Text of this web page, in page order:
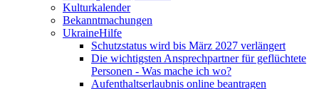
Kulturkalender
Bekanntmachungen
UkraineHilfe
Schutzstatus wird bis März 2027 verlängert
Die wichtigsten Ansprechpartner für geflüchtete
Personen - Was mache ich wo?
Aufenthaltserlaubnis online beantragen